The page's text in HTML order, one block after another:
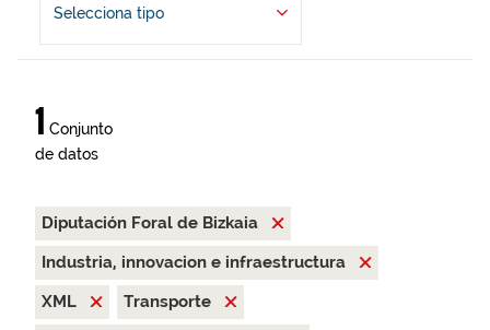
Selecciona tipo
1 Conjunto
de datos
Diputación Foral de Bizkaia
Industria, innovacion e infraestructura
XML
Transporte